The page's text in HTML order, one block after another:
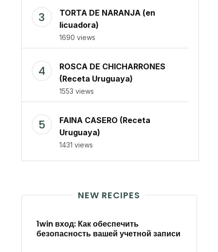
TORTA DE NARANJA (en
licuadora)
1690 views
ROSCA DE CHICHARRONES
(Receta Uruguaya)
1553 views
FAINA CASERO (Receta
Uruguaya)
1431 views
NEW RECIPES
1win вход: Как обеспечить
безопасность вашей учетной записи